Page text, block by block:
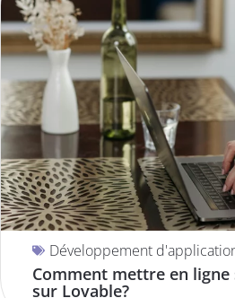
Développement
Comment mettre en
sur Lovable?